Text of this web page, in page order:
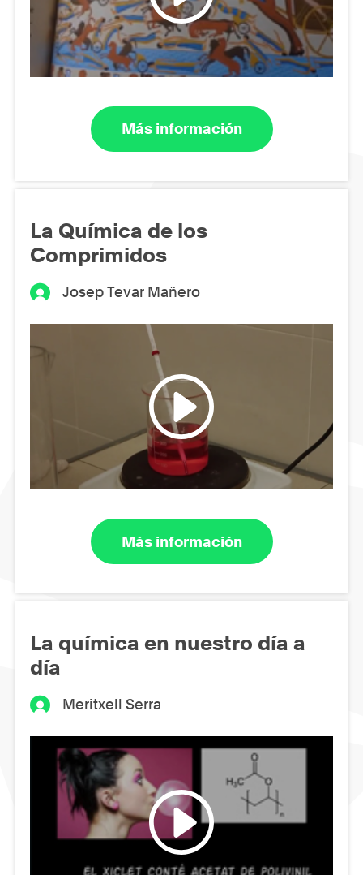
Más información
La Química de los
Comprimidos
Josep Tevar Mañero
Más información
La química en nuestro día a
día
Meritxell Serra